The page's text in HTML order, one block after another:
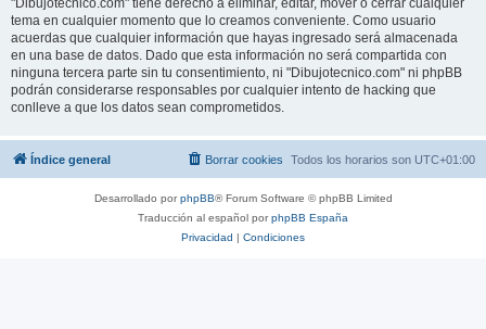
"Dibujotecnico.com" tiene derecho a eliminar, editar, mover o cerrar cualquier
tema en cualquier momento que lo creamos conveniente. Como usuario
acuerdas que cualquier información que hayas ingresado será almacenada
en una base de datos. Dado que esta información no será compartida con
ninguna tercera parte sin tu consentimiento, ni "Dibujotecnico.com" ni phpBB
podrán considerarse responsables por cualquier intento de hacking que
conlleve a que los datos sean comprometidos.
Índice general Todos los horarios son UTC+01:00
Borrar cookies
Desarrollado porphpBB® Forum Software © phpBB Limited
Traducción al español porphpBB España
Privacidad | Condiciones